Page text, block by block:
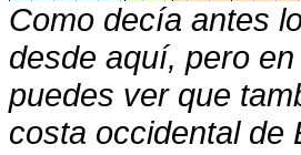
Como decía antes
desde aquí, pero
puedes ver que
costa occidental de